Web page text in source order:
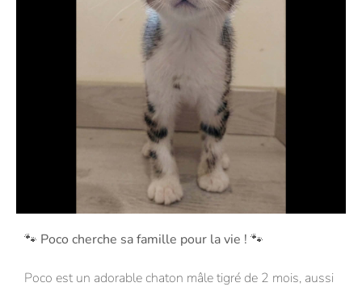
🐾 Poco cherche sa famille pour la vie ! 🐾
Poco est un adorable chaton mâle tigré de 2 mois, aussi